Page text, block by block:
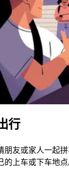
行
朋友或家人一起
的上车或下车地点